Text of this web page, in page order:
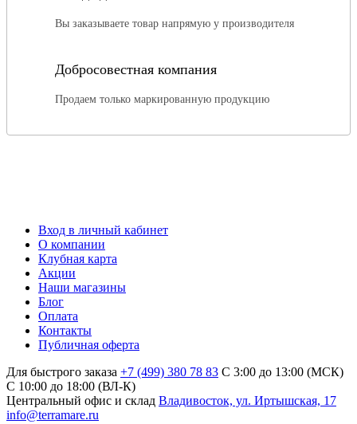
Вы заказываете товар напрямую у производителя
Добросовестная компания
Продаем только маркированную продукцию
Вход в личный кабинет
О компании
Клубная карта
Акции
Наши магазины
Блог
Оплата
Контакты
Публичная оферта
Для быстрого заказа +7 (499) 380 78 83 С 3:00 до 13:00 (МСК)
C 10:00 до 18:00 (ВЛ-К)
Центральный офис и склад Владивосток, ул. Иртышская, 17
info@terramare.ru